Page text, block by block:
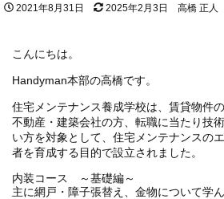
投稿日
2021年8月31日 更新日
2025年2月3日 著者
高橋 正人
こんにちは。
Handyman本部の高橋です。
住宅メンテナンス養成学校は、賃貸物件
不動産・建築会社の方、転職に当たり技
い方を対象として、住宅メンテナンスの
者を育成する目的で設立されました。
内装コース ～基礎編～
主に網戸・障子張替え、金物について学